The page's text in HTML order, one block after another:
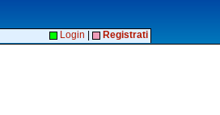
Login Registrati